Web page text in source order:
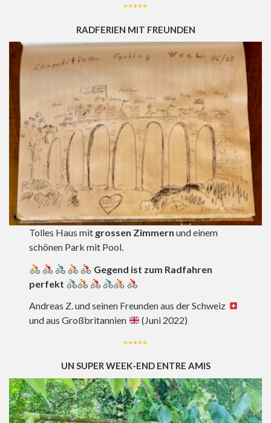
*****
RADFERIEN MIT FREUNDEN
Tolles Haus mit grossen Zimmern und einem
schönen Park mit Pool.
Gegend ist zum Radfahren
perfekt
Andreas Z. und seinen Freunden aus der Schweiz
und aus Großbritannien
(Juni 2022)
*****
UN SUPER WEEK-END ENTRE AMIS